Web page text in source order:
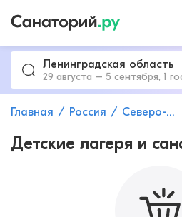
Ленинградская область
29 августа – 5 сентября, 1
Главная Россия Северо-Западный федеральный округ